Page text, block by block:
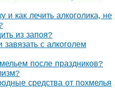
и как лечить алкоголика, не
из запоя?
завязать с алкоголем
после праздников?
средства от похмелья